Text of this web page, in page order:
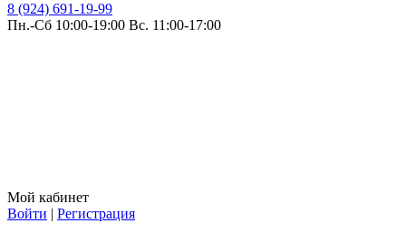
8 (924) 691-19-99
Пн.-Сб 10:00-19:00 Вс. 11:00-17:00
Мой кабинет
Войти | Регистрация